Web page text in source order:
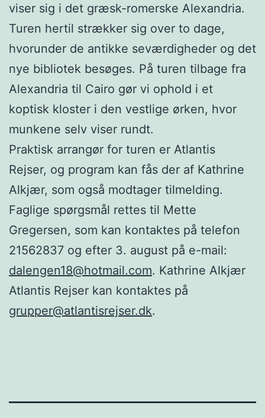
viser sig i det græsk-romerske Alexandria.
Turen hertil strækker sig over to dage,
hvorunder de antikke seværdigheder og det
nye bibliotek besøges. På turen tilbage fra
Alexandria til Cairo gør vi ophold i et
koptisk kloster i den vestlige ørken, hvor
munkene selv viser rundt.
Praktisk arrangør for turen er Atlantis
Rejser, og program kan fås der af Kathrine
Alkjær, som også modtager tilmelding.
Faglige spørgsmål rettes til Mette
Gregersen, som kan kontaktes på telefon
21562837 og efter 3. august på e-mail:
dalengen18@hotmail.com. Kathrine Alkjær
Atlantis Rejser kan kontaktes på
grupper@atlantisrejser.dk.